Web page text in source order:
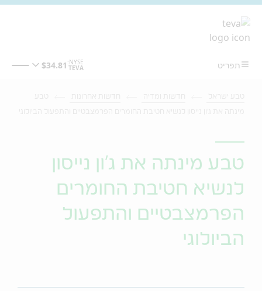
טבע מינתה את ג'ון נייסון
לנשיא חטיבת החומרים
הפרמצבטיים והתפעול
הביולוגי